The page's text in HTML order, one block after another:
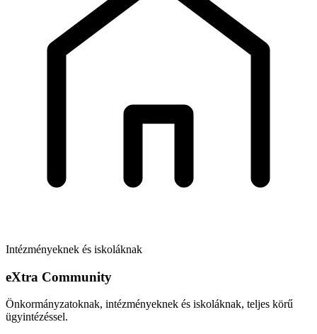
Intézményeknek és iskoláknak
eXtra Community
Önkormányzatoknak, intézményeknek és iskoláknak, teljes körű
ügyintézéssel.